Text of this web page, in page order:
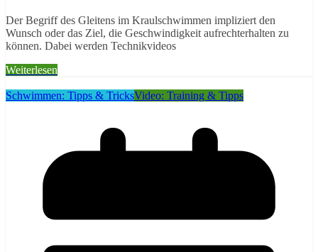
Der Begriff des Gleitens im Kraulschwimmen impliziert den
Wunsch oder das Ziel, die Geschwindigkeit aufrechterhalten zu
können. Dabei werden Technikvideos
Weiterlesen
Schwimmen: Tipps & TricksVideo: Training & Tipps